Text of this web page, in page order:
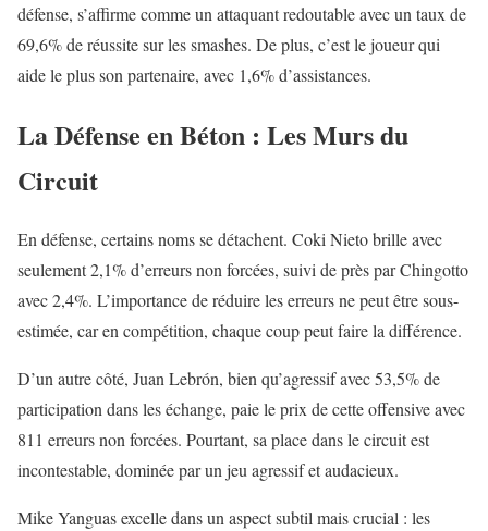
défense, s’affirme comme un attaquant redoutable avec un taux de
69,6% de réussite sur les smashes. De plus, c’est le joueur qui
aide le plus son partenaire, avec 1,6% d’assistances.
La Défense en Béton : Les Murs du
Circuit
En défense, certains noms se détachent. Coki Nieto brille avec
seulement 2,1% d’erreurs non forcées, suivi de près par Chingotto
avec 2,4%. L’importance de réduire les erreurs ne peut être sous-
estimée, car en compétition, chaque coup peut faire la différence.
D’un autre côté, Juan Lebrón, bien qu’agressif avec 53,5% de
participation dans les échange, paie le prix de cette offensive avec
811 erreurs non forcées. Pourtant, sa place dans le circuit est
incontestable, dominée par un jeu agressif et audacieux.
Mike Yanguas excelle dans un aspect subtil mais crucial : les